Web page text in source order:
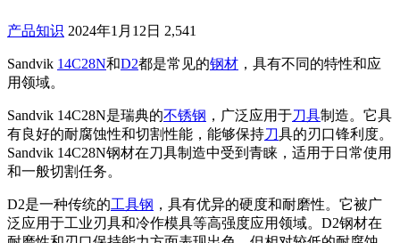
产品知识 2024年1月12日 2,541
Sandvik 14C28N和D2都是常见的钢材 ，具有不同的特性和应
用领域。
Sandvik 14C28N是瑞典的不锈钢 ，广泛应用于刀具制造。它具
有良好的耐腐蚀性和切割性能，能够保持刀具的刃口锋利度。
Sandvik 14C28N钢材在刀具制造中受到青睐，适用于日常使用
和一般切割任务。
D2是一种传统的工具钢 ，具有优异的硬度和耐磨性。它被广
泛应用于工业刃具和冷作模具等高强度应用领域。D2钢材在